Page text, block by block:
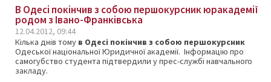
В Одесі покінчив з собою першокурсник юракадемії
родом з Івано-Франківська
12.04.2012, 09:44
Кілька днів тому в Одесі покінчив з собою першокурсник
Одеської національної Юридичної академії. Інформацію про
самогубство студента підтвердили у прес-службі навчального
закладу.